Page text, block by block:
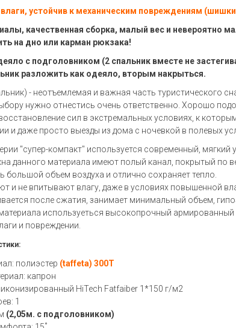
устойчив к механическим повреждениям
качественная сборка, малый вес и невероятно
на дно или карман рюкзака!
с подголовником (2 спальник вместе не
разложить как одеяло, вторым накрыться.
- неотъемлемая и важная часть туристического
нужно отнестись очень ответственно. Хорошо
сил в экстремальных условиях, к
и даже просто выезды из дома с ночевкой в полевых
"супер-компакт" используется современный, мягкий
данного материала имеют полый канал, покрытый по
большой объем воздуха и отлично сохраняет тепло.
и не впитывают влагу, даже в условиях повышенной
после сжатия, занимает минимальный объем,
используеться высокопрочный
и повреждении.
полиэстер (taffeta) 300T
капрон
HiTech Fatfaiber 1*150 г/м2
1
(2,05м. с подголовником)